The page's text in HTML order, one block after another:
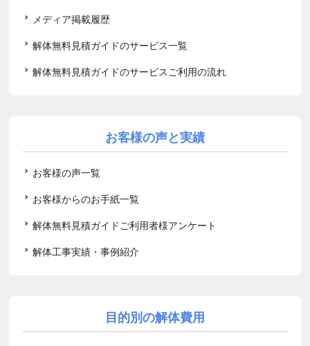
メディア掲載履歴
解体無料見積ガイドのサービス一覧
解体無料見積ガイドのサービスご利用の流れ
お客様の声と実績
お客様の声一覧
お客様からのお手紙一覧
解体無料見積ガイドご利用者様アンケート
解体工事実績・事例紹介
目的別の解体費用